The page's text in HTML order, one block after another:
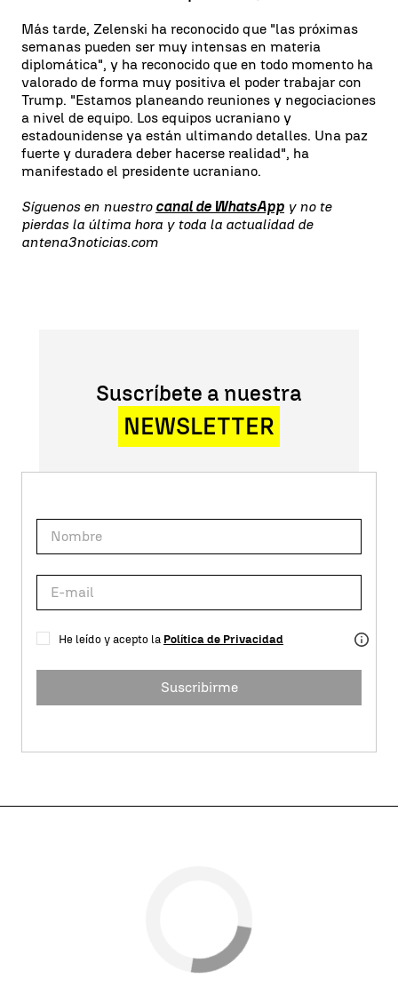
Más tarde, Zelenski ha reconocido que "las próximas
semanas pueden ser muy intensas en materia
diplomática", y ha reconocido que en todo momento ha
valorado de forma muy positiva el poder trabajar con
Trump. "Estamos planeando reuniones y negociaciones
a nivel de equipo. Los equipos ucraniano y
estadounidense ya están ultimando detalles. Una paz
fuerte y duradera deber hacerse realidad", ha
manifestado el presidente ucraniano.
Síguenos en nuestro canal de WhatsApp y no te
pierdas la última hora y toda la actualidad de
antena3noticias.com
Suscríbete a nuestra
NEWSLETTER
He leído y acepto la Política de Privacidad
Suscribirme